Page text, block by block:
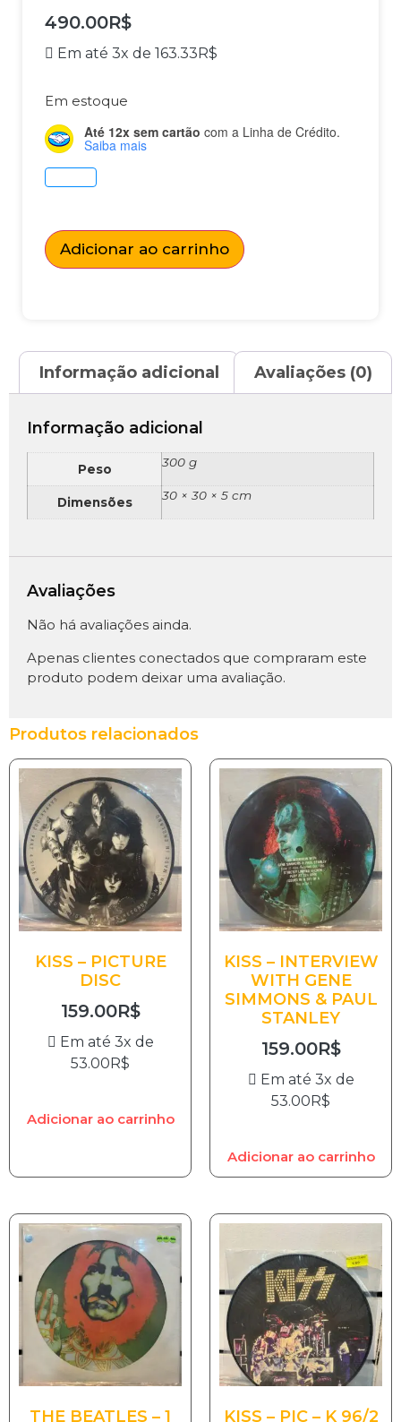
490.00R$
Em até 3x de 163.33R$
Em estoque
Até 12x sem cartão com a Linha de Crédito.
Saiba mais
Adicionar ao carrinho
Informação adicional Avaliações (0)
Informação adicional
Peso 300 g
Dimensões 30 × 30 × 5 cm
Avaliações
Não há avaliações ainda.
Apenas clientes conectados que compraram este
produto podem deixar uma avaliação.
Produtos relacionados
KISS – PICTURE
DISC
159.00R$
Em até 3x de
53.00R$
Adicionar ao carrinho
KISS – INTERVIEW
WITH GENE
SIMMONS & PAUL
STANLEY
159.00R$
Em até 3x de
53.00R$
Adicionar ao carrinho
THE BEATLES – 1 KISS – PIC – K 96/2